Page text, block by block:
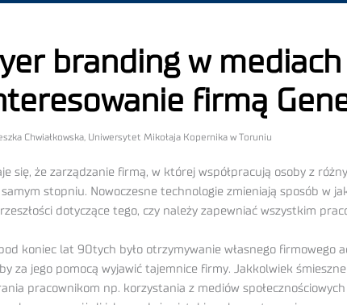
branding w
firmą
Chwiałkowska, Uniwersytet Mikołaja Kopernika w Toruniu
się, że zarządzanie firmą, w której współpracują osoby z
stopniu. Nowoczesne technologie zmieniają sposób w
dotyczące tego, czy należy zapewniać wszystkim
koniec lat 90tych było otrzymywanie własnego firmowego
za jego pomocą wyjawić tajemnice firmy. Jakkolwiek
pracownikom np. korzystania z mediów